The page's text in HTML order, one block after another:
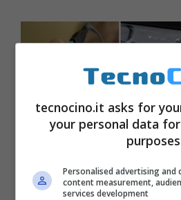
Walletex, un nuovo
tecnocino.it asks for
your personal data
Personalised advertising
content measurement,
services development